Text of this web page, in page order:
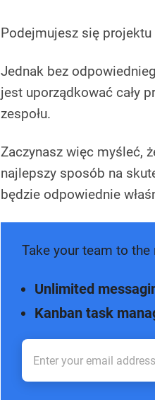
Podejmujesz się
Jednak bez
jest uporządkować cały
zespołu.
Zaczynasz więc myśleć,
najlepszy sposób na
będzie odpowiednie
Take your team to
Unlimited
Kanban task